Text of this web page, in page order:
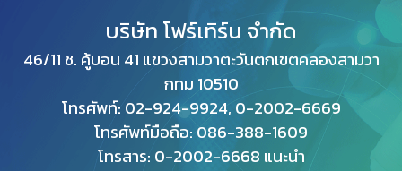
บริษัท โฟร์เทิร์น จำกัด
46/11 ซ. คู้บอน 41 แขวงสามวาตะวันตกเขตคลองสามวา
กทม 10510
โทรศัพท์: 02-924-9924, 0-2002-6669
โทรศัพท์มือถือ: 086-388-1609
โทรสาร: 0-2002-6668 แนะนำ